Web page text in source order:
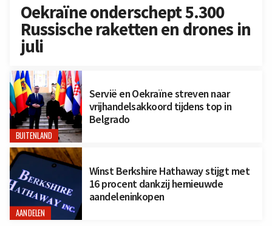
Oekraïne onderschept 5.300
Russische raketten en drones in
juli
BUITENLAND
Servië en Oekraïne streven naar
vrijhandelsakkoord tijdens top in
Belgrado
AANDELEN
Winst Berkshire Hathaway stijgt met
16 procent dankzij hernieuwde
aandeleninkopen